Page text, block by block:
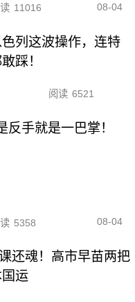
11016 08-04
列这波操作，连特
踩！
阅读 6521
手就是一巴掌！
5358 08-04
还魂！高市早苗两把
运